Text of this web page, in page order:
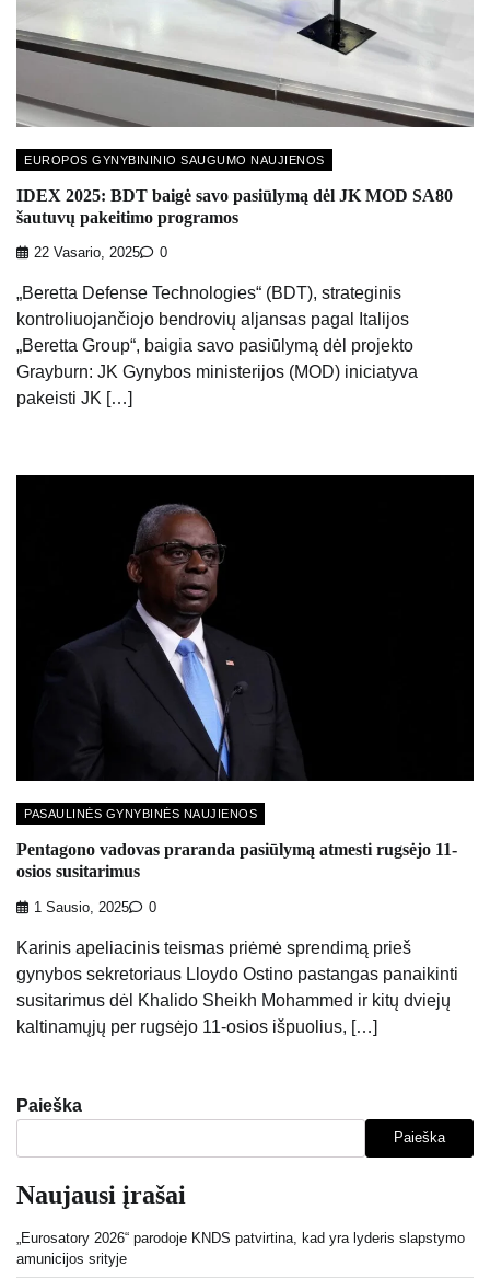
EUROPOS GYNYBININIO SAUGUMO NAUJIENOS
IDEX 2025: BDT baigė savo pasiūlymą dėl JK MOD SA80
šautuvų pakeitimo programos
22 Vasario, 2025 0
„Beretta Defense Technologies“ (BDT), strateginis
kontroliuojančiojo bendrovių aljansas pagal Italijos
„Beretta Group“, baigia savo pasiūlymą dėl projekto
Grayburn: JK Gynybos ministerijos (MOD) iniciatyva
pakeisti JK […]
PASAULINĖS GYNYBINĖS NAUJIENOS
Pentagono vadovas praranda pasiūlymą atmesti rugsėjo 11-
osios susitarimus
1 Sausio, 2025 0
Karinis apeliacinis teismas priėmė sprendimą prieš
gynybos sekretoriaus Lloydo Ostino pastangas panaikinti
susitarimus dėl Khalido Sheikh Mohammed ir kitų dviejų
kaltinamųjų per rugsėjo 11-osios išpuolius, […]
Paieška
Paieška
Naujausi įrašai
„Eurosatory 2026“ parodoje KNDS patvirtina, kad yra lyderis slapstymo
amunicijos srityje